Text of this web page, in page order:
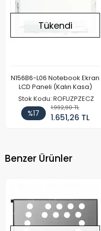
Tükendi
N156B6-L06 Notebook Ekran
LCD Paneli (Kalın Kasa)
Stok Kodu: ROFUZPZECZ
%17
1.992,90 TL
1.651,26 TL
Benzer Ürünler